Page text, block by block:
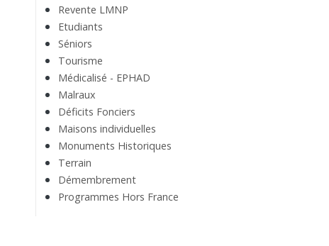
Revente LMNP
Etudiants
Séniors
Tourisme
Médicalisé - EPHAD
Malraux
Déficits Fonciers
Maisons individuelles
Monuments Historiques
Terrain
Démembrement
Programmes Hors France